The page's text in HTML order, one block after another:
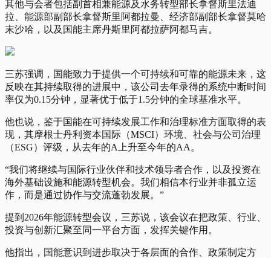
其他与会者包括副首相兼能源及水务转型部长拿督斯里法迪
拉、能源部副部长拿督斯里阿都拉曼、经济部副部长拿督莫哈
末沙哈，以及国能主席丹斯里阿都拉萨阿都马吉。
三苏强调，国能致力于提供一个可持续和可靠的能源未来，这
反映在其持续取得的进展中，该公司去年录得的系统中断时间
率仅为0.15分钟，显著优于低于1.5分钟的全球基准水平。
他也说，鉴于国能在可持续发展工作和治理标准方面取得的表
现，其摩根士丹利资本国际（MSCI）环境、社会与公司治理
（ESG）评级，从去年的A上升至今年的AA。
“我们将继续与国际行业伙伴和技术领导者合作，以及投资在
海外基础设施和能源转型机会。我们相信本行业并非孤立运
作，而是通过协作与交流蓬勃发展。”
提到2026年能源转型会议，三苏说，该会议在把政策、行业、
投资与创新汇聚至同一平台方面，发挥关键作用。
他指出，国能意识到进步取决于各层面的合作、政策制定方